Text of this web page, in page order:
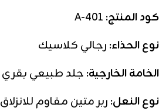
كود المنتج:
نوع الحذاء: رجالي كلاسيك
الخامة الخارجية: جلد طبيعي بقري
نوع النعل: ربر متين مقاوم للانزلاق